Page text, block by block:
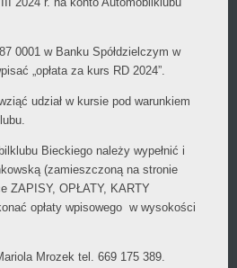
0001 w Banku Spółdzielczym w
„opłata za kurs RD 2024”.
udział w kursie pod warunkiem
Bieckiego należy wypełnić i
(zamieszczoną na stronie
ZAPISY, OPŁATY, KARTY
opłaty wpisowego w wysokości
Mrozek tel. 669 175 389.